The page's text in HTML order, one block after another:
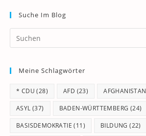
Suche Im Blog
Meine Schlagwörter
* CDU (28) AFD (23) AFGHANISTAN
ASYL (37) BADEN-WÜRTTEMBERG (24)
BASISDEMOKRATIE (11) BILDUNG (22)